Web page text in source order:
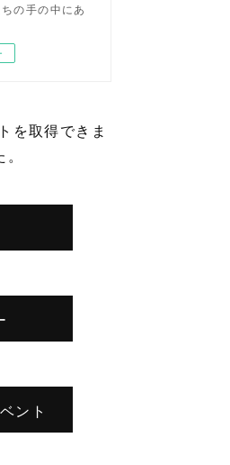
の手の中にあ
を取得できま
ント